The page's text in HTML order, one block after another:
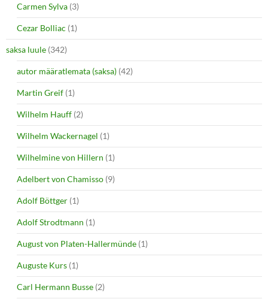
Carmen Sylva (3)
Cezar Bolliac (1)
saksa luule (342)
autor määratlemata (saksa) (42)
Martin Greif (1)
Wilhelm Hauff (2)
Wilhelm Wackernagel (1)
Wilhelmine von Hillern (1)
Adelbert von Chamisso (9)
Adolf Böttger (1)
Adolf Strodtmann (1)
August von Platen-Hallermünde (1)
Auguste Kurs (1)
Carl Hermann Busse (2)